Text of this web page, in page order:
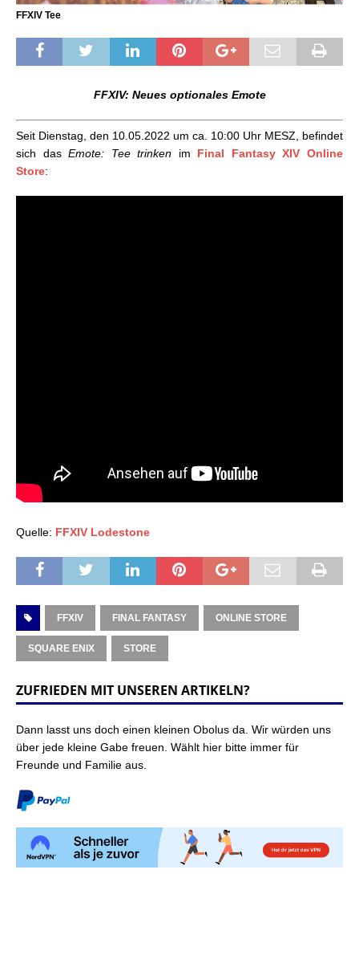
FFXIV Tee
FFXIV: Neues optionales Emote
Seit Dienstag, den 10.05.2022 um ca. 10:00 Uhr MESZ, befindet
sich dasEmote: Tee trinken im Final Fantasy XIV Online
Store:
Quelle: FFXIV Lodestone
FFXIV FINAL FANTASY ONLINE STORE
SQUARE ENIX STORE
ZUFRIEDEN MIT UNSEREN ARTIKELN?
Dann lasst uns doch einen kleinen Obolus da. Wir würden uns
über jede kleine Gabe freuen. Wählt hier bitte immer für
Freunde und Familie aus.